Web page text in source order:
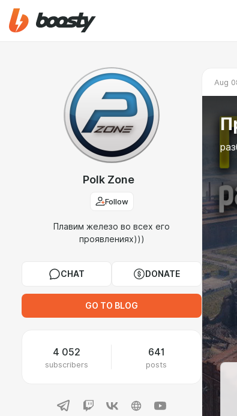
Polk Zone
Follow
Плавим железо во всех его
проявлениях)))
CHAT DONATE
GO TO BLOG
4 052
subscribers
641
posts
Aug